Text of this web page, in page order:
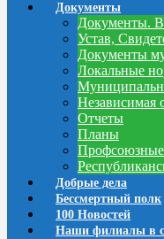
Документы
Документы.
Устав,
Документы
Локальные
Независимая
Отчеты
Планы
Добрые дела
Бессмертный полк
100 Новостей
Наши филиалы в